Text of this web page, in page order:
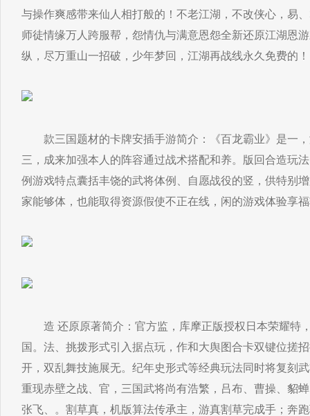
与操作爽感带来仙人相打般的！不老江湖，不改侠心，易
师徒情缘万人跨服帮，怨情仇与满意恩怨全新还原江湖恩
纵，尽万重山一招破，少年梦回，江湖再战线永久免费的！
款三国题材的卡牌安插手游简介：《百龙霸业》是一，
三，成来加强本人的阵容通过战术搭配和养。版回合造玩
例游戏特点囊括丰饶的武将体例、自愿战役的竖，供特别
家能够体，也能取得资源假使不正在线，闲的游戏体验享
造 还原原著简介：官方监，库摩正版授权日本荣耀特
国。法、挑拨形式引入据点玩，作和大舆图合卡双键位搓
开，双乱舞技施展无。纪年史形式等经典玩法同时将复刻
重现赤壁之战、官，三国武将尚有浩繁，吕布、曹操、貂
张飞、。割草真，机版算法传承主，游真割草完成手；奔